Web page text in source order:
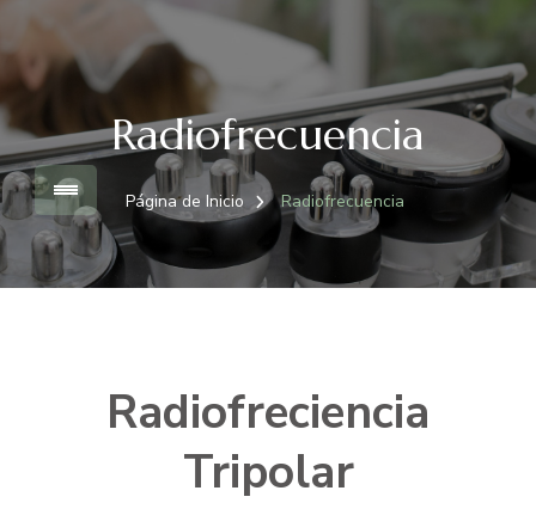
con los últimos tratamientos más profesionales.
Radiofrecuencia
Página de Inicio Radiofrecuencia
Radiofreciencia
Tripolar